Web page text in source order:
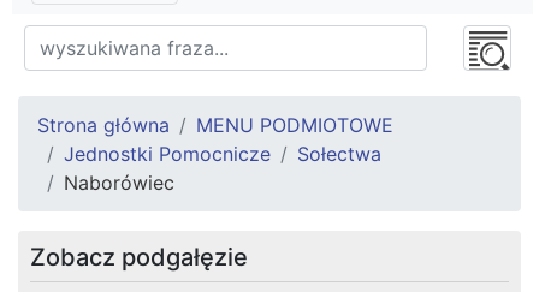
Strona główna
MENU PODMIOTOWE
Jednostki Pomocnicze
Sołectwa
Naborówiec
Zobacz podgałęzie